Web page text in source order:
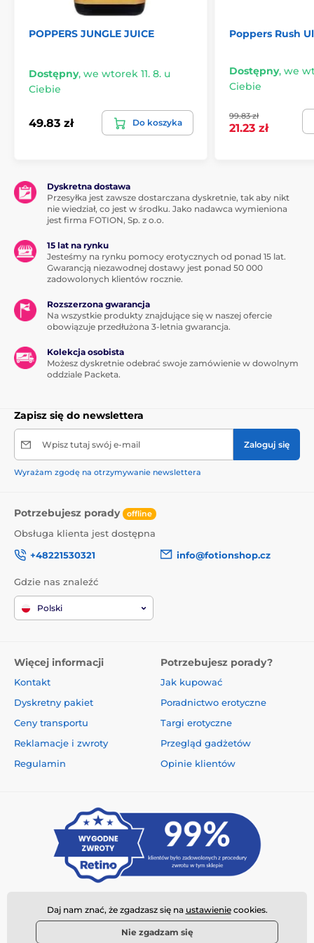
POPPERS JUNGLE JUICE
Dostępny, we wtorek 11. 8. u
Ciebie
49.83 zł Do koszyka
Poppers Rush
Dostępny, we
Ciebie
99.83 zł
21.23 zł
Dyskretna dostawa
Przesyłka jest zawsze dostarczana dyskretnie, tak aby nikt
nie wiedział, co jest w środku. Jako nadawca wymieniona
jest firma FOTION, Sp. z o.o.
15 lat na rynku
Jesteśmy na rynku pomocy erotycznych od ponad 15 lat.
Gwarancją niezawodnej dostawy jest ponad 50 000
zadowolonych klientów rocznie.
Rozszerzona gwarancja
Na wszystkie produkty znajdujące się w naszej ofercie
obowiązuje przedłużona 3-letnia gwarancja.
Kolekcja osobista
Możesz dyskretnie odebrać swoje zamówienie w dowolnym
oddziale Packeta.
Zapisz się do newslettera
Wpisz tutaj swój e-mail Zaloguj się
Wyrażam zgodę na otrzymywanie newslettera
Potrzebujesz porady offline
Obsługa klienta jest dostępna
+48221530321
info@fotionshop.cz
Gdzie nas znaleźć
Polski
Więcej informacji
Kontakt
Dyskretny pakiet
Ceny transportu
Reklamacje i zwroty
Regulamin
Potrzebujesz porady?
Jak kupować
Poradnictwo erotyczne
Targi erotyczne
Przegląd gadżetów
Opinie klientów
Daj nam znać, że zgadzasz się na ustawieniecookies.
Nie zgadzam się